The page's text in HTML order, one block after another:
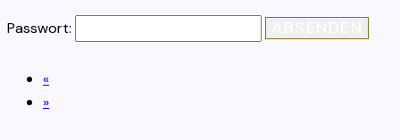
Passwort:
«
»